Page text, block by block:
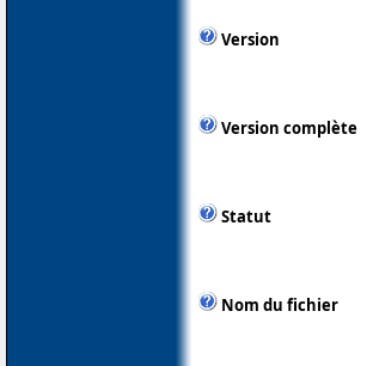
Version
Version complète
Statut
Nom du fichier